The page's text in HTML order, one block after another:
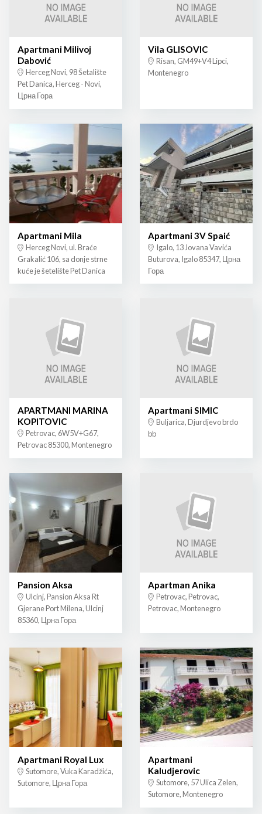
Apartmani Milivoj
Dabović
Herceg Novi, 98 Šetalište
Pet Danica, Herceg - Novi,
Црна Гора
Vila GLISOVIC
Risan, GM49+V4 Lipci,
Montenegro
Apartmani Mila
Herceg Novi, ul. Braće
Grakalić 106, sa donje strne
kuće je šetelište Pet Danica
Apartmani 3V Spaić
Igalo, 13 Jovana Vavića
Buturova, Igalo 85347, Црна
Гора
APARTMANI MARINA
KOPITOVIC
Petrovac, 6W5V+G67,
Petrovac 85300, Montenegro
Apartmani SIMIC
Buljarica, Djurdjevo brdo
bb
Pansion Aksa
Ulcinj, Pansion Aksa Rt
Gjerane Port Milena, Ulcinj
85360, Црна Гора
Apartman Anika
Petrovac, Petrovac,
Petrovac, Montenegro
Apartmani Royal Lux
Sutomore, Vuka Karadžića,
Sutomore, Црна Гора
Apartmani
Kaludjerovic
Sutomore, 57 Ulica Zelen,
Sutomore, Montenegro